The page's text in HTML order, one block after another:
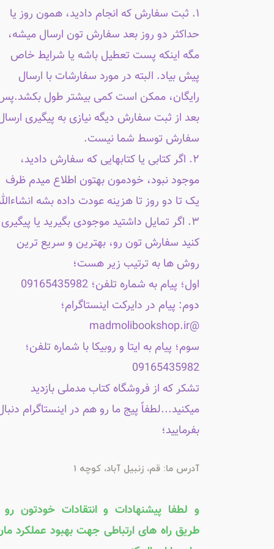
۱. ثبت سفارش که انجام دادید، همون روز یا
حداکثر دو روز بعد سفارش تون ارسال میشه،
مگه اینکه پست تعطیل باشه یا شرایط خاص
پیش بیاد. البته در مورد سفارشات با ارسال
رایگان، ممکن است کمی بیشتر طول
بعد از ثبت سفارش دیگه نیازی به پیگیری
سفارش توسط شما نیست.
۲. اگر کتابی یا کتابهایی که سفارش دادید،
موجود نبود، خودمون بهتون اطلاع میدم ظرف
یک تا دو روز تا هزینه عودت داده بشه
۳. اگر تمایل داشتید موجودی بگیرید یا پیگیری
کنید سفارش تون رو، بهترین و سریع ترین
روش ها به ترتیب زیر هست؛
اول؛ پیام به شماره تلفن؛ 09165435982
دوم: پیام در دایرکت اینستاگرام؛
@madmolibookshop.ir
سوم؛ پیام به ایتا و روبیکا با شماره تلفن؛
09165435982
تشکر که از فروشگاه کتاب مدملی بازدید
میکنید...لطفاً پیج ما رو هم در اینستاگرام
بفرمایید؛
آدرس ما: قم، زنبیل آباد، کوچه 1
و لطفا پیشنهادات و انتقادات خودتون رو
طریق راه های ارتباطی جهت بهبود عملکرد